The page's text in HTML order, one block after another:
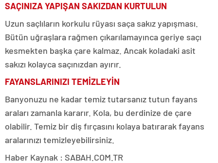
SAÇINIZA YAPIŞAN SAKIZDAN KURTULUN
Uzun saçlıların korkulu rüyası saça sakız yapışması.
Bütün uğraşlara rağmen çıkarılamayınca geriye saçı
kesmekten başka çare kalmaz. Ancak koladaki asit
sakızı kolayca saçınızdan ayırır.
FAYANSLARINIZI TEMİZLEYİN
Banyonuzu ne kadar temiz tutarsanız tutun fayans
araları zamanla kararır. Kola, bu derdinize de çare
olabilir. Temiz bir diş fırçasını kolaya batırarak fayans
aralarınızı temizleyebilirsiniz.
Haber Kaynak : SABAH.COM.TR